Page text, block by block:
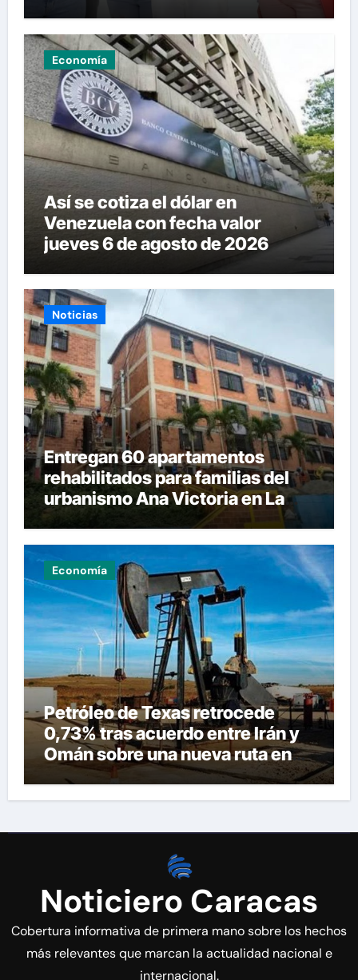
Economía
Así se cotiza el dólar en
Venezuela con fecha valor
jueves 6 de agosto de 2026
Noticias
Entregan 60 apartamentos
rehabilitados para familias del
urbanismo Ana Victoria en La
Guaira
Economía
Petróleo de Texas retrocede
0,73% tras acuerdo entre Irán y
Omán sobre una nueva ruta en
Ormuz
Noticiero Caracas
Cobertura informativa de primera mano sobre los hechos
más relevantes que marcan la actualidad nacional e
internacional.